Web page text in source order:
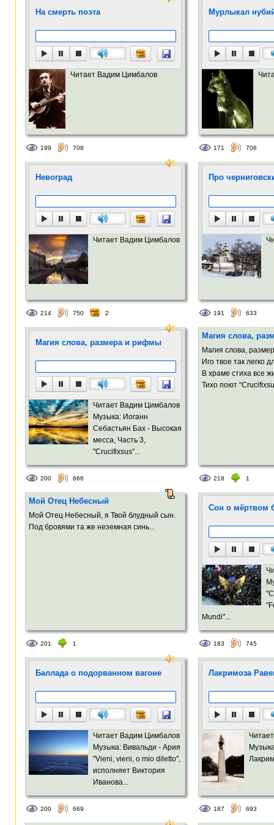
На смерть поэта
Читает Вадим Цимбалов
199 708
Мурлыкал
171 706
Невоград
Читает Вадим Цимбалов
214 750 2
Про
191 633
Магия слова, размера и рифмы
Читает Вадим Цимбалов
Музыка: Иоганн
Себастьян Бах - Высокая
месса, Часть 3,
"Crucifixsus"...
200 666
Магия слова,
Магия слова,
Иго твое так легко
В храме стиха все
Тихо поют
218 1
Мой Отец Небесный
Мой Отец Небесный, я Твой блудный сын.
Под бровями та же неземная синь...
201 1
Сон о мёртвом
Mundi"...
183 745
Баллада о подорванном вагоне
Читает Вадим Цимбалов
Музыка: Вивальди - Ария
"Vieni, vieni, o mio diletto",
исполняет Виктория
Иванова...
200 669
Лакримоза
187 693